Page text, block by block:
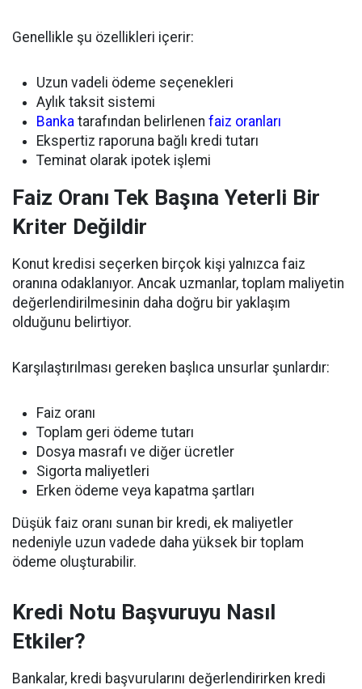
Genellikle şu özellikleri içerir:
Uzun vadeli ödeme seçenekleri
Aylık taksit sistemi
Banka tarafından belirlenen faiz oranları
Ekspertiz raporuna bağlı kredi tutarı
Teminat olarak ipotek işlemi
Faiz Oranı Tek Başına Yeterli Bir
Kriter Değildir
Konut kredisi seçerken birçok kişi yalnızca faiz
oranına odaklanıyor. Ancak uzmanlar, toplam maliyetin
değerlendirilmesinin daha doğru bir yaklaşım
olduğunu belirtiyor.
Karşılaştırılması gereken başlıca unsurlar şunlardır:
Faiz oranı
Toplam geri ödeme tutarı
Dosya masrafı ve diğer ücretler
Sigorta maliyetleri
Erken ödeme veya kapatma şartları
Düşük faiz oranı sunan bir kredi, ek maliyetler
nedeniyle uzun vadede daha yüksek bir toplam
ödeme oluşturabilir.
Kredi Notu Başvuruyu Nasıl
Etkiler?
Bankalar, kredi başvurularını değerlendirirken kredi